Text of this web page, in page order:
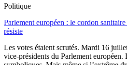
Politique
Parlement européen : le cordon
résiste
Les votes étaient scrutés. Mardi 16
vice-présidents du Parlement européen.